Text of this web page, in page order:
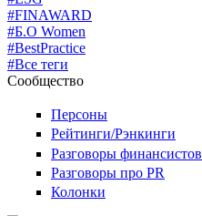
#FINAWARD
#Б.О Women
#BestPractice
#Все теги
Сообщество
Персоны
Рейтинги/Рэнкинги
Разговоры финансистов
Разговоры про PR
Колонки